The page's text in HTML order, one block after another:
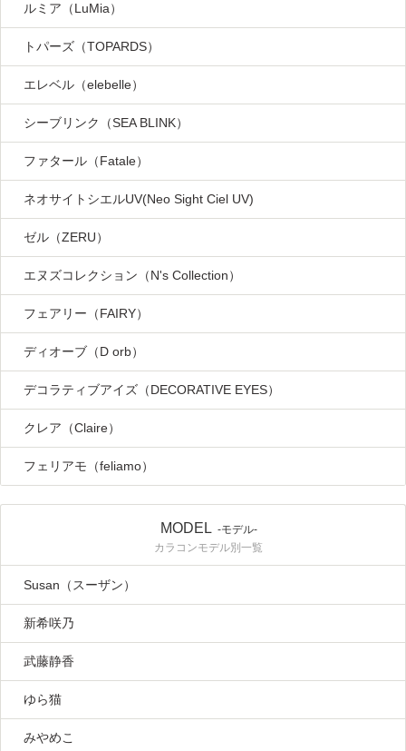
ルミア（LuMia）
トパーズ（TOPARDS）
エレベル（elebelle）
シーブリンク（SEA BLINK）
ファタール（Fatale）
ネオサイトシエルUV(Neo Sight Ciel UV)
ゼル（ZERU）
エヌズコレクション（N's Collection）
フェアリー（FAIRY）
ディオーブ（D orb）
デコラティブアイズ（DECORATIVE EYES）
クレア（Claire）
フェリアモ（feliamo）
MODEL -モデル-
カラコンモデル別一覧
Susan（スーザン）
新希咲乃
武藤静香
ゆら猫
みやめこ